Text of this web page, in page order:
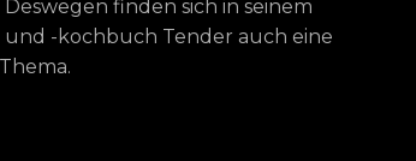
finden sich in seinem
-kochbuch Tender auch eine